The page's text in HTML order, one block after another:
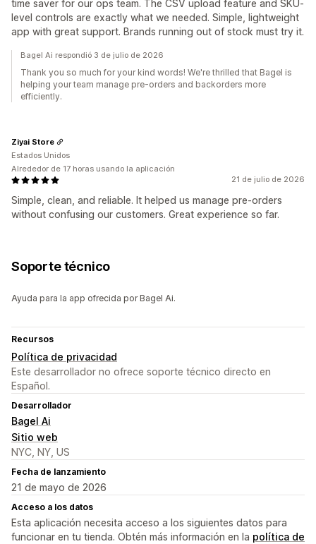
time saver for our ops team. The CSV upload feature and SKU-
level controls are exactly what we needed. Simple, lightweight
app with great support. Brands running out of stock must try it.
Bagel Ai respondió 3 de julio de 2026
Thank you so much for your kind words! We're thrilled that Bagel is
helping your team manage pre-orders and backorders more
efficiently.
21 de julio de 2026
Simple, clean, and reliable. It helped us manage pre-orders
without confusing our customers. Great experience so far.
Ziyai Store
Estados Unidos
Alrededor de 17 horas usando la aplicación
Soporte técnico
Ayuda para la app ofrecida por Bagel Ai.
Recursos
Política de privacidad
Este desarrollador no ofrece soporte técnico directo en
Español.
Desarrollador
Bagel Ai
Sitio web
NYC, NY, US
Fecha de lanzamiento
21 de mayo de 2026
Acceso a los datos
Esta aplicación necesita acceso a los siguientes datos para
funcionar en tu tienda. Obtén más información en la política de